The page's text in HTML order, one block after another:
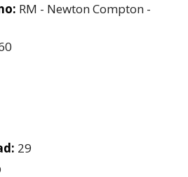
RM - Newton Compton -
29